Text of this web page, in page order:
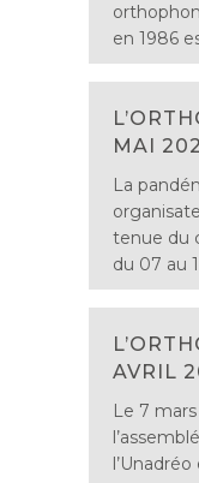
en 1986
MAI
La
tenue du
du 07 au
AVRIL
Le 7